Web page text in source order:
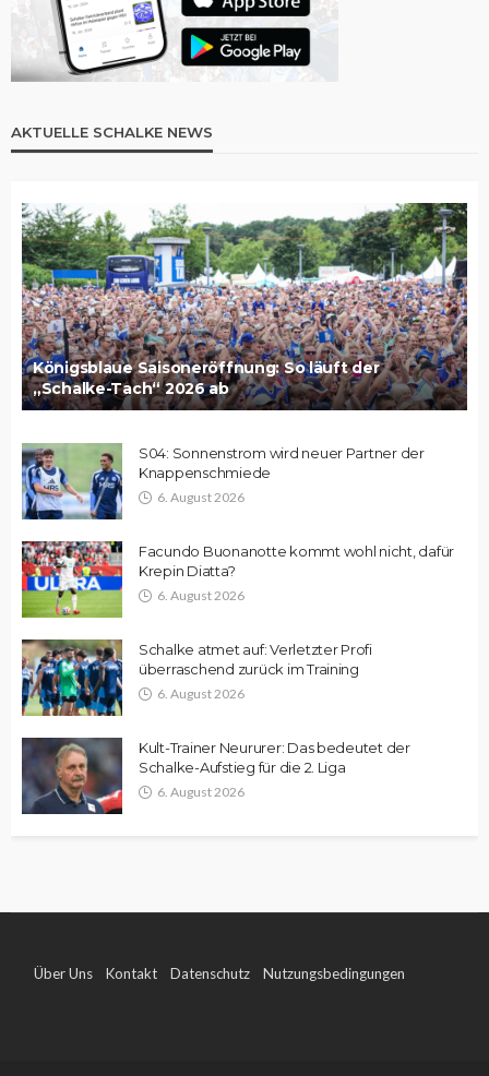
AKTUELLE SCHALKE NEWS
Königsblaue Saisoneröffnung: So läuft der
„Schalke-Tach“ 2026 ab
S04: Sonnenstrom wird neuer Partner der
Knappenschmiede
6. August 2026
Facundo Buonanotte kommt wohl nicht, dafür
Krepin Diatta?
6. August 2026
Schalke atmet auf: Verletzter Profi
überraschend zurück im Training
6. August 2026
Kult-Trainer Neururer: Das bedeutet der
Schalke-Aufstieg für die 2. Liga
6. August 2026
Über Uns Kontakt Datenschutz Nutzungsbedingungen